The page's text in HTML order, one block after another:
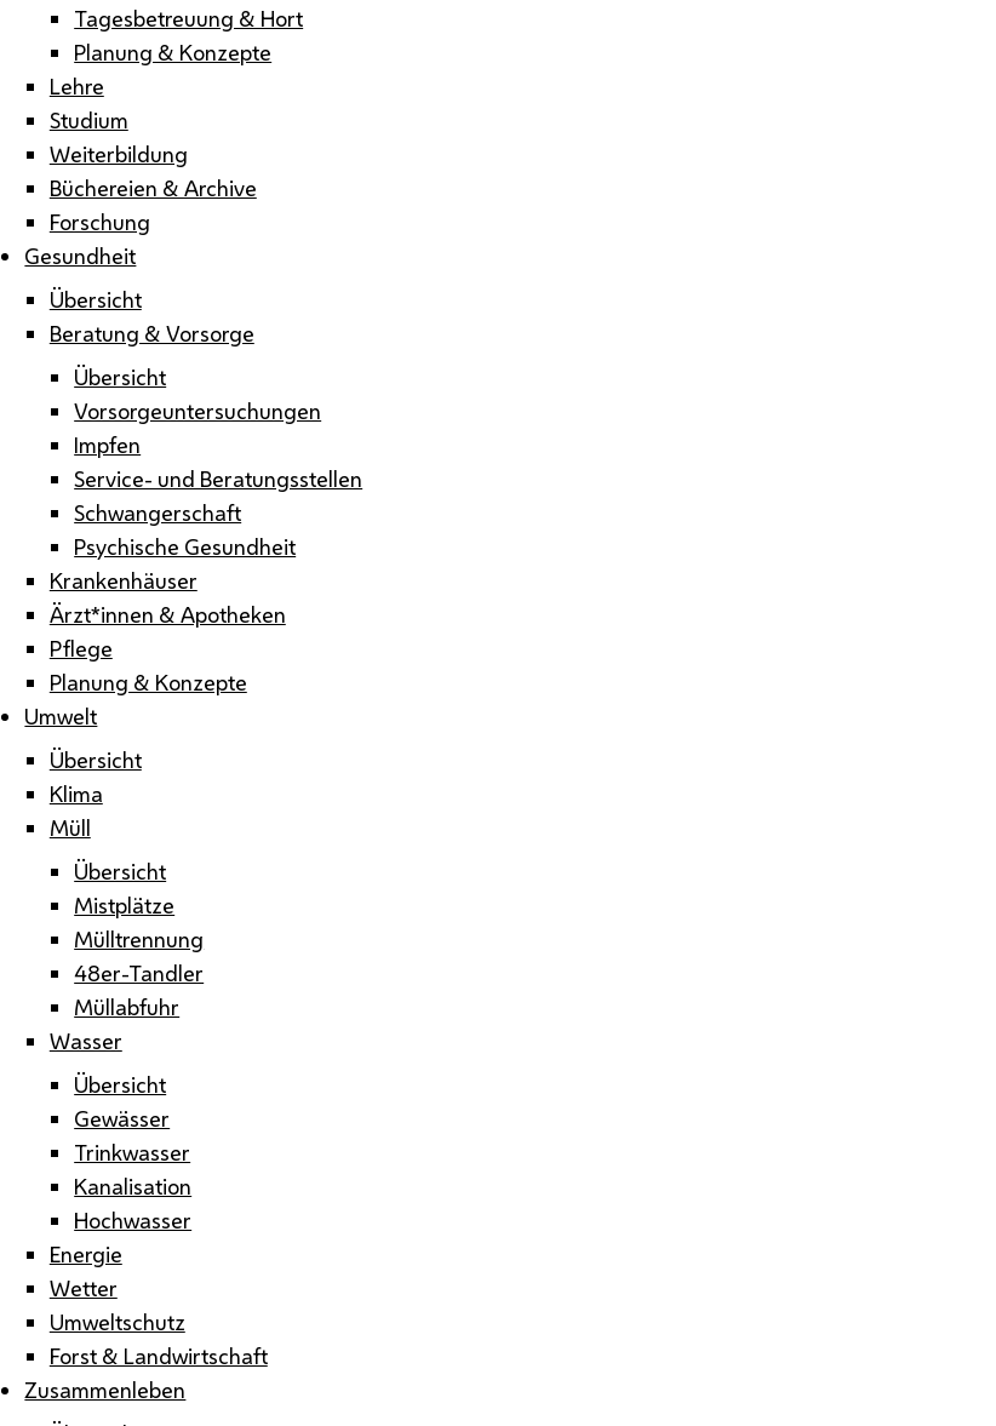
Tagesbetreuung & Hort
Planung & Konzepte
Lehre
Studium
Weiterbildung
Büchereien & Archive
Forschung
Gesundheit
Übersicht
Beratung & Vorsorge
Übersicht
Vorsorgeuntersuchungen
Impfen
Service- und Beratungsstellen
Schwangerschaft
Psychische Gesundheit
Krankenhäuser
Ärzt*innen & Apotheken
Pflege
Planung & Konzepte
Umwelt
Übersicht
Klima
Müll
Übersicht
Mistplätze
Mülltrennung
48er-Tandler
Müllabfuhr
Wasser
Übersicht
Gewässer
Trinkwasser
Kanalisation
Hochwasser
Energie
Wetter
Umweltschutz
Forst & Landwirtschaft
Zusammenleben